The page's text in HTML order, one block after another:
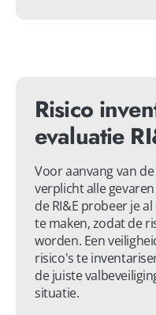
Risico
evaluatie
Voor aanvang van
verplicht alle
de RI&E probeer je
te maken, zodat de
worden. Een
risico's te
de juiste
situatie.